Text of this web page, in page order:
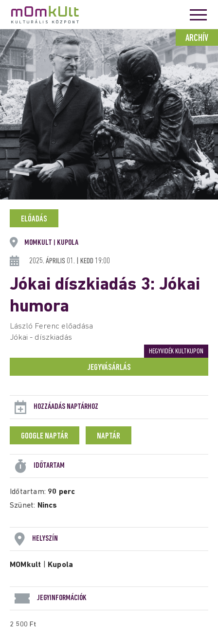
ARCHÍV
ELŐADÁS
MOMKULT KUPOLA
2025. ÁPRILIS 01. | KEDD 19:00
Jókai díszkiadás 3: Jókai
humora
László Ferenc előadása
Jókai - díszkiadás
HEGYVIDÉK KULTKUPON
JEGYVÁSÁRLÁS
HOZZÁADÁS NAPTÁRHOZ
GOOGLE NAPTÁR NAPTÁR
IDŐTARTAM
Időtartam: 90 perc
Szünet: Nincs
HELYSZÍN
MOMkult Kupola
JEGYINFORMÁCIÓK
2 500 Ft